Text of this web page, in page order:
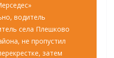
водитель
села Плешково
не пропустил
затем